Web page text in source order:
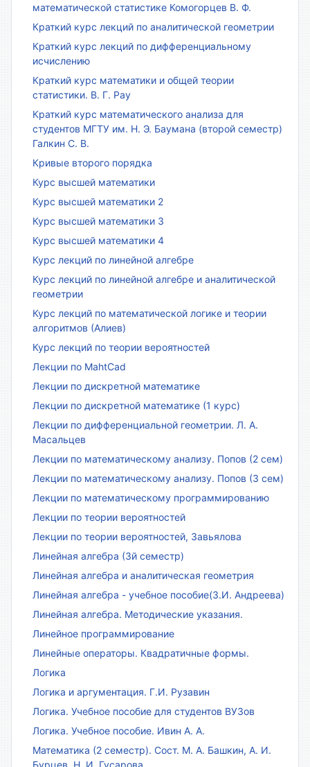
математической статистике Комогорцев В. Ф.
Краткий курс лекций по аналитической геометрии
Краткий курс лекций по дифференциальному
исчислению
Краткий курс математики и общей теории
статистики. В. Г. Рау
Краткий курс математического анализа для
студентов МГТУ им. Н. Э. Баумана (второй семестр)
Галкин С. В.
Кривые второго порядка
Курс высшей математики
Курс высшей математики 2
Курс высшей математики 3
Курс высшей математики 4
Курс лекций по линейной алгебре
Курс лекций по линейной алгебре и аналитической
геометрии
Курс лекций по математической логике и теории
алгоритмов (Алиев)
Курс лекций по теории вероятностей
Лекции по MahtCad
Лекции по дискретной математике
Лекции по дискретной математике (1 курс)
Лекции по дифференциальной геометрии. Л. А.
Масальцев
Лекции по математическому анализу. Попов (2 сем)
Лекции по математическому анализу. Попов (3 сем)
Лекции по математическому программированию
Лекции по теории вероятностей
Лекции по теории вероятностей, Завьялова
Линейная алгебра (3й семестр)
Линейная алгебра и аналитическая геометрия
Линейная алгебра - учебное пособие(З.И. Андреева)
Линейная алгебра. Методические указания.
Линейное программирование
Линейные операторы. Квадратичные формы.
Логика
Логика и аргументация. Г.И. Рузавин
Логика. Учебное пособие для студентов ВУЗов
Логика. Учебное пособие. Ивин А. А.
Математика (2 семестр). Сост. М. А. Башкин, А. И.